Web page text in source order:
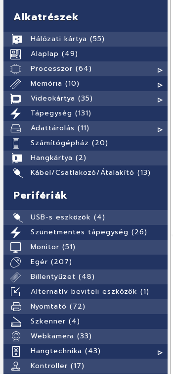
Alkatrészek
Hálózati kártya (55)
Alaplap (49)
Processzor (64)
Memória (10)
Videokártya (35)
Tápegység (131)
Adattárolás (11)
Számítógépház (20)
Hangkártya (2)
Kábel/Csatlakozó/Átalakító (13)
Perifériák
USB-s eszközök (4)
Szünetmentes tápegység (26)
Monitor (51)
Egér (207)
Billentyűzet (48)
Alternatív beviteli eszközök (1)
Nyomtató (72)
Szkenner (4)
Webkamera (33)
Hangtechnika (43)
Kontroller (17)